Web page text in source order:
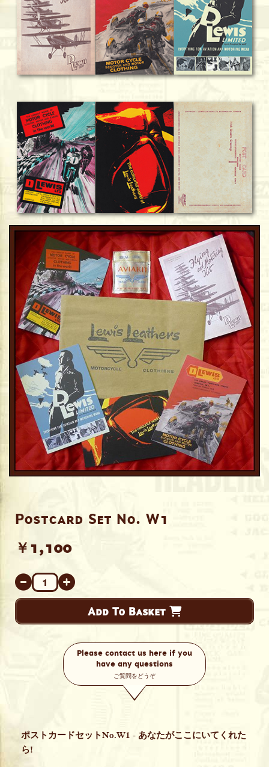
Postcard Set No. W1
￥1,100
Add To Basket
Please contact us here if you
have any questions
ご質問をどうぞ
ポストカードセットNo.W1 - あなたがここにいてくれた
ら!